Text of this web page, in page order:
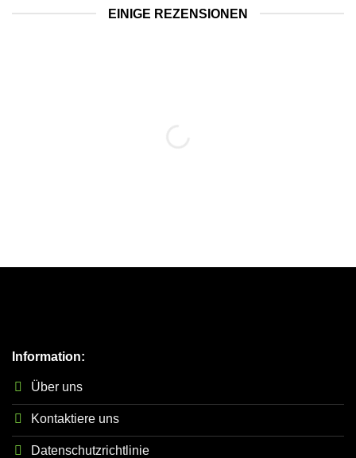
EINIGE REZENSIONEN
Information:
Über uns
Kontaktiere uns
Datenschutzrichtlinie